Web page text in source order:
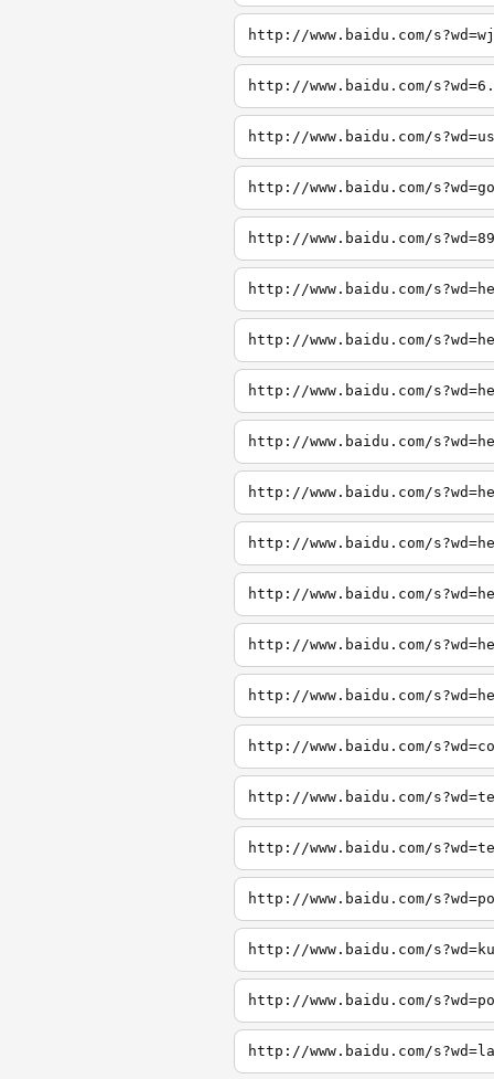
http://www.baidu.com/
http://www.baidu.com/
http://www.baidu.com/
http://www.baidu.com/
http://www.baidu.com/
http://www.baidu.com/
http://www.baidu.com/
http://www.baidu.com/
http://www.baidu.com/
http://www.baidu.com/
http://www.baidu.com/
http://www.baidu.com/
http://www.baidu.com/
http://www.baidu.com/
http://www.baidu.com/
http://www.baidu.com/
http://www.baidu.com/
http://www.baidu.com/
http://www.baidu.com/
http://www.baidu.com/
http://www.baidu.com/